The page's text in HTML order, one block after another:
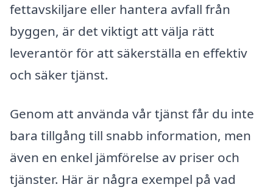
fettavskiljare eller hantera avfall från
byggen, är det viktigt att välja rätt
leverantör för att säkerställa en effektiv
och säker tjänst.
Genom att använda vår tjänst får du inte
bara tillgång till snabb information, men
även en enkel jämförelse av priser och
tjänster. Här är några exempel på vad